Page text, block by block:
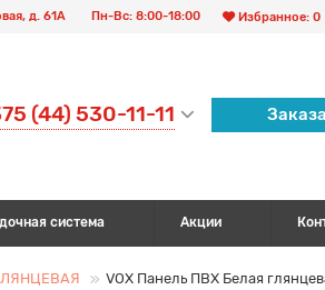
Избранное: 0
д. 61А Пн-Вс: 8:00-18:00
(44) 530-11-11
система Акции
VOX Панель ПВХ Белая